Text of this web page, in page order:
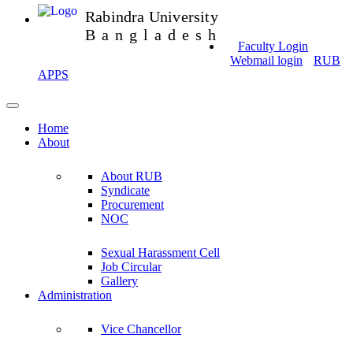
Rabindra University
Bangladesh
Faculty Login
Webmail login
RUB
APPS
Home
About
About RUB
Syndicate
Procurement
NOC
Sexual Harassment Cell
Job Circular
Gallery
Administration
Vice Chancellor